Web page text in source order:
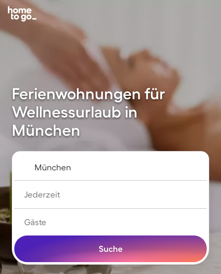
Ferienwohnungen für
Wellnessurlaub in
München
Jederzeit
Gäste
Suche